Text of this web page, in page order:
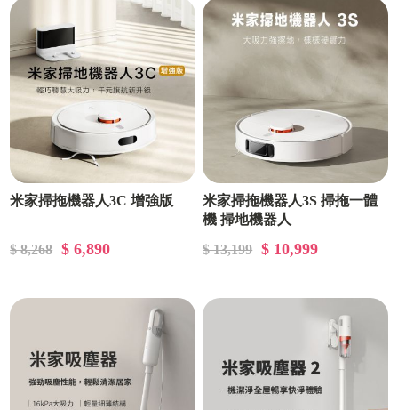
米家掃拖機器人3C 增強版
$ 8,268 $ 6,890
米家掃拖機器人3S 掃拖一體
機 掃地機器人
$ 13,199
$ 10,999